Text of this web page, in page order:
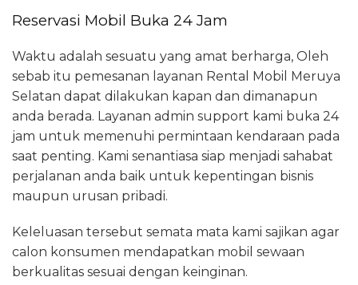
Reservasi Mobil Buka 24 Jam
Waktu adalah sesuatu yang amat berharga, Oleh
sebab itu pemesanan layanan Rental Mobil Meruya
Selatan dapat dilakukan kapan dan dimanapun
anda berada. Layanan admin support kami buka 24
jam untuk memenuhi permintaan kendaraan pada
saat penting. Kami senantiasa siap menjadi sahabat
perjalanan anda baik untuk kepentingan bisnis
maupun urusan pribadi.
Keleluasan tersebut semata mata kami sajikan agar
calon konsumen mendapatkan mobil sewaan
berkualitas sesuai dengan keinginan.